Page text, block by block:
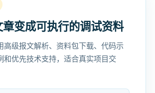
变成可执行的调试资料
高级报文解析、资料包下载、代码示
和优先技术支持，适合真实项目交